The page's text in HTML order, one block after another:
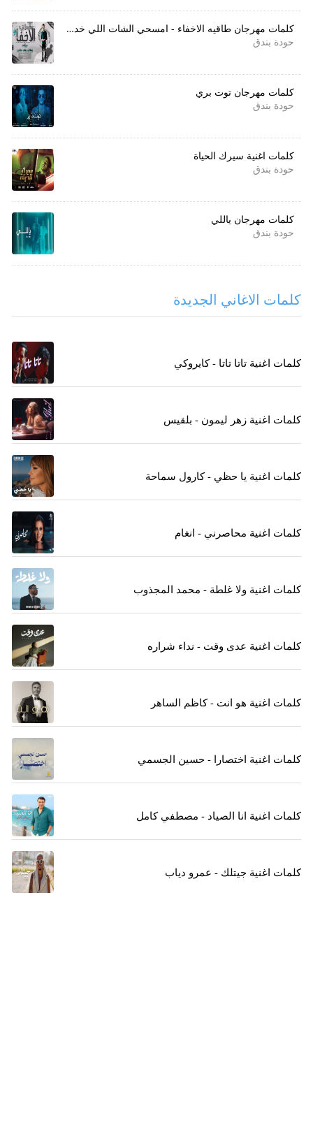
كلمات مهرجان طاقيه الاخفاء - امسحي الشات اللي خدناه
حودة بندق
كلمات مهرجان توت بري
حودة بندق
كلمات اغنية سيرك الحياة
حودة بندق
كلمات مهرجان ياللي
حودة بندق
كلمات الاغاني الجديدة
كلمات اغنية تاتا تاتا - كايروكي
كلمات اغنية زهر ليمون - بلقيس
كلمات اغنية يا حظي - كارول سماحة
كلمات اغنية محاصرني - انغام
كلمات اغنية ولا غلطة - محمد المجذوب
كلمات اغنية عدى وقت - نداء شراره
كلمات اغنية هو انت - كاظم الساهر
كلمات اغنية اختصارا - حسين الجسمي
كلمات اغنية انا الصياد - مصطفي كامل
كلمات اغنية جيتلك - عمرو دياب